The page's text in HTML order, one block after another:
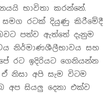
භාවිතා කරන්නේ.
රටක් දියුණු කිරීමේදී
බවට පත්ව ඇත්තේ දැනුම
නිර්මාණශීලීභාවය සහ
රට ඉදිරියට ගෙනියන්න
නිසා අපි සැම විටම
අප සියලු දෙනා එක්ව